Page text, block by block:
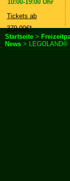
10:00-19:00 Uhr
Tickets ab
379,00€*
Startseite >
News > LEGOLAND®